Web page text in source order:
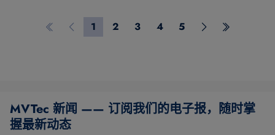
Erste Seite
Vorherige Seite
Seite 1
1 Seite 2
2 Seite 3
3 Seite 4
4 Seite 5
5 Nächste Seite
Letzte
MVTec 新闻 —— 订阅我们的电子报，随时掌
握最新动态